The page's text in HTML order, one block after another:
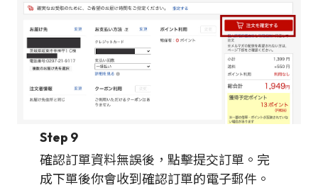
Step 9
確認訂單資料無誤後，點擊提交訂單。完
成下單後你會收到確認訂單的電子郵件。